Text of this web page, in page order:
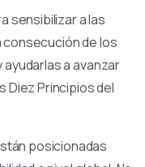
sensibilizar a las
consecución de los
a avanzar
Diez Principios del
posicionadas